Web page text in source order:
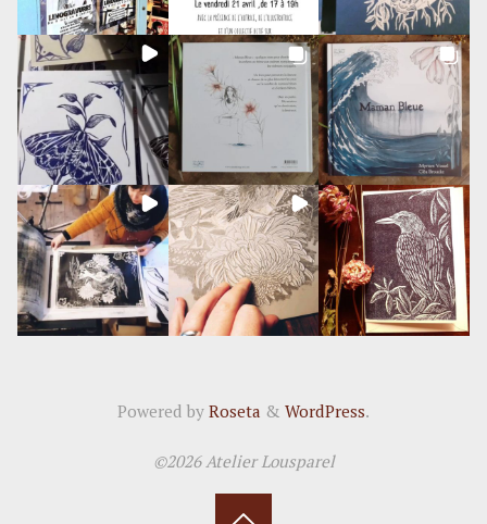
Powered by Roseta & WordPress.
©2026 Atelier Lousparel